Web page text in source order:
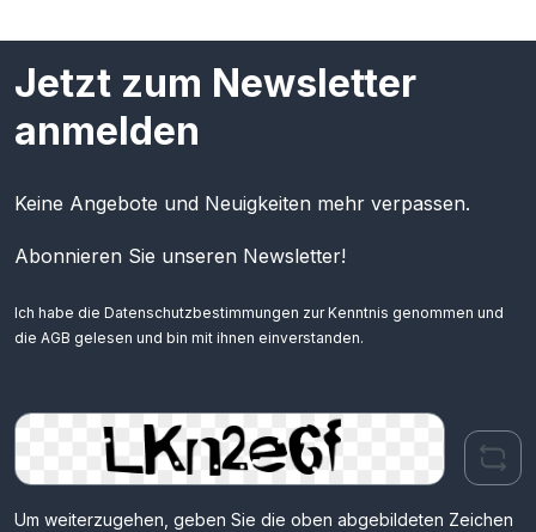
Jetzt zum Newsletter
anmelden
Keine Angebote und Neuigkeiten mehr verpassen.
Abonnieren Sie unseren Newsletter!
Ich habe die Datenschutzbestimmungen zur Kenntnis genommen und
die AGB gelesen und bin mit ihnen einverstanden.
Um weiterzugehen, geben Sie die oben abgebildeten Zeichen